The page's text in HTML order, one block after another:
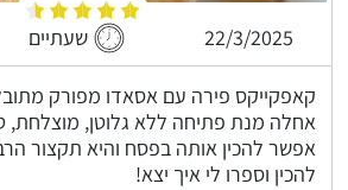
22/3/2025 שעתיים
קאפקייקס פירה עם אסאדו מפורק
אחלה מנת פתיחה ללא גלוטן, מוצלחת,
אפשר להכין אותה בפסח והיא תקצור
להכין וספרו לי איך יצא!